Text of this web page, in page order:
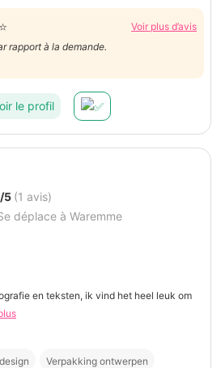
Voir plus d’avis
rapport à la demande.
le profil
5 (1 avis)
déplace à Waremme
en teksten, ik vind het heel leuk om
Verpakking ontwerpen